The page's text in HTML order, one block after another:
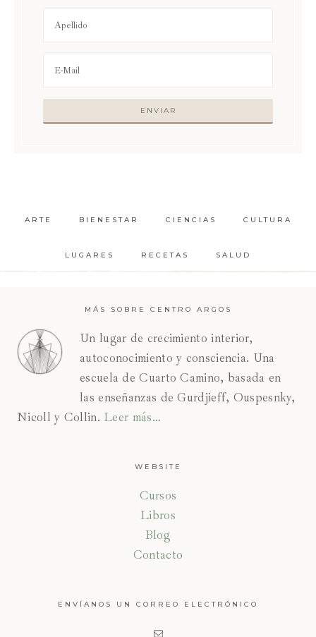
ARTE BIENESTAR CIENCIAS CULTURA
LUGARES RECETAS SALUD
MÁS SOBRE CENTRO ARGOS
Un lugar de crecimiento interior,
autoconocimiento y consciencia. Una
escuela de Cuarto Camino, basada en
las enseñanzas de Gurdjieff, Ouspesnky,
Nicoll y Collin. Leer más…
WEBSITE
Cursos
Libros
Blog
Contacto
ENVÍANOS UN CORREO ELECTRÓNICO